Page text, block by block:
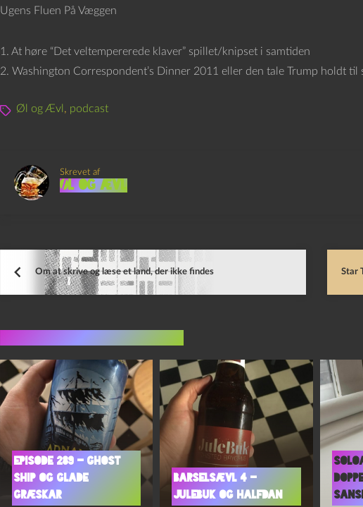
Ugens Fluen På Væggen
1. At høre “Det veltempererede klaver” spillet/knipset i samtiden
2. Washington Correspondent’s Dinner 2011 eller den tale Trump holdt til
Øl og Ævl , podcast
Skrevet af
Øl og Ævl
Om at skrive og læse et land, der ikke findes Star
Episode 289 – Ghost
Ship og Glade
Græskar
Barselsævl 4 –
Julebuk og Halfdan